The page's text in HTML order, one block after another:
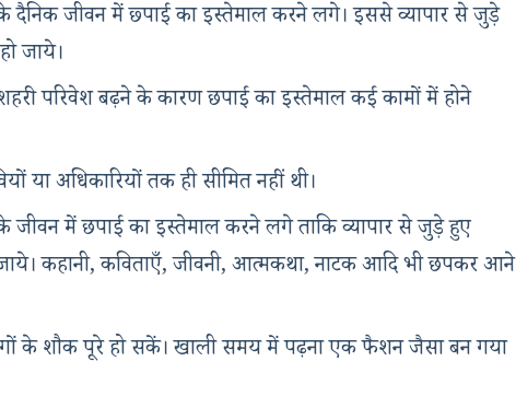
के दैनिक जीवन में छ्पाई का इस्तेमाल करने लगे। इससे व्यापार से जुड़े
जाये।
परिवेश बढ़ने के कारण छपाई का इस्तेमाल कई कामों में होने
या अधिकारियों तक ही सीमित नहीं थी।
के जीवन में छपाई का इस्तेमाल करने लगे ताकि व्यापार से जुड़े हुए
कहानी, कविताएँ, जीवनी, आत्मकथा, नाटक आदि भी छपकर आने
के शौक पूरे हो सकें। खाली समय में पढ़ना एक फैशन जैसा बन गया